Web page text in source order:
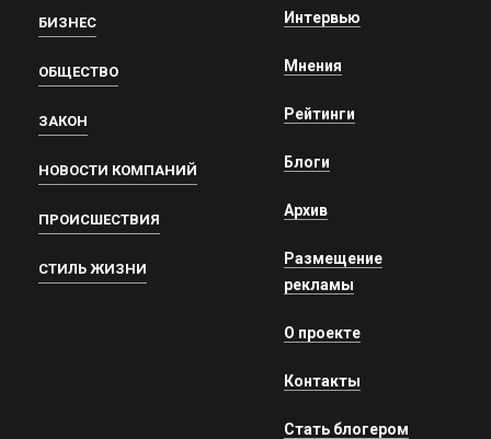
БИЗНЕС
ОБЩЕСТВО
ЗАКОН
НОВОСТИ КОМПАНИЙ
ПРОИСШЕСТВИЯ
СТИЛЬ ЖИЗНИ
Интервью
Мнения
Рейтинги
Блоги
Архив
Размещение
рекламы
О проекте
Контакты
Стать блогером